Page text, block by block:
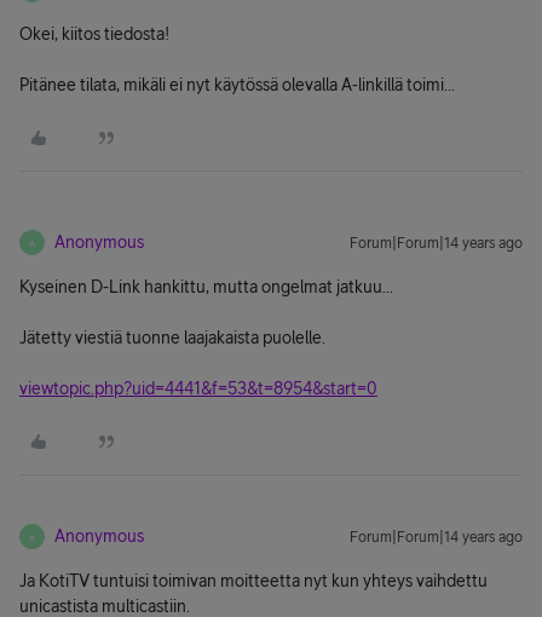
Okei, kiitos tiedosta!
Pitänee tilata, mikäli ei nyt käytössä olevalla A-linkillä toimi...
A Anonymous Forum|Forum|14 years ago
Kyseinen D-Link hankittu, mutta ongelmat jatkuu...
Jätetty viestiä tuonne laajakaista puolelle.
viewtopic.php?uid=4441&f=53&t=8954&start=0
A Anonymous Forum|Forum|14 years ago
Ja KotiTV tuntuisi toimivan moitteetta nyt kun yhteys vaihdettu
unicastista multicastiin.